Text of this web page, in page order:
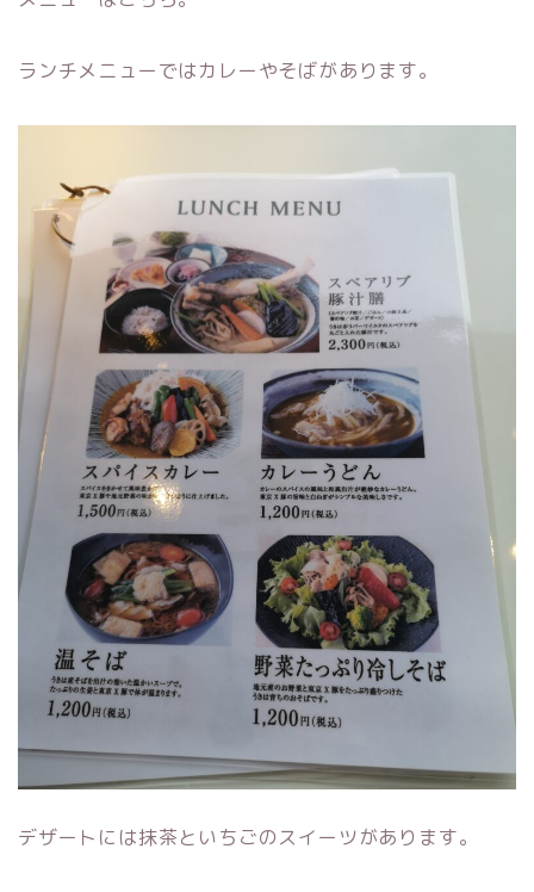
ランチメニューではカレーやそばがあります。
デザートには抹茶といちごのスイーツがあります。